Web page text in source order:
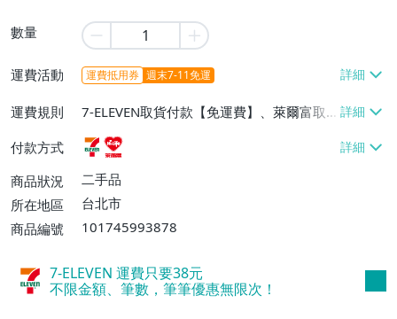
數量
運費活動 運費抵用券 週末7-11免運
運費規則
7-ELEVEN取貨付款【免運費】、萊爾富取
貨付款【免運費】
付款方式
商品狀況
二手品
所在地區
台北市
商品編號
101745993878
7-ELEVEN 運費只要38元
不限金額、筆數，筆筆優惠無限次！